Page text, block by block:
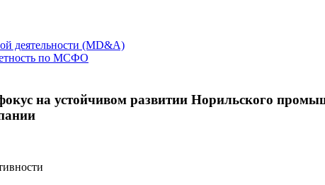
деятельности (MD&A)
по МСФО
на устойчивом развитии Норильского